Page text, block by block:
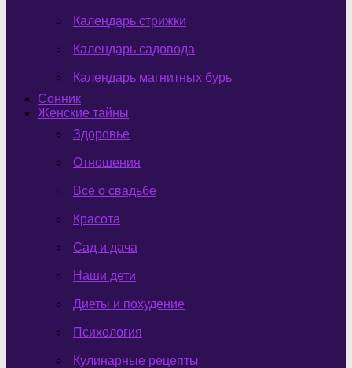
Календарь стрижки
Календарь садовода
Календарь магнитных бурь
Сонник
Женские тайны
Здоровье
Отношения
Все о свадьбе
Красота
Сад и дача
Наши дети
Диеты и похудение
Психология
Кулинарные рецепты